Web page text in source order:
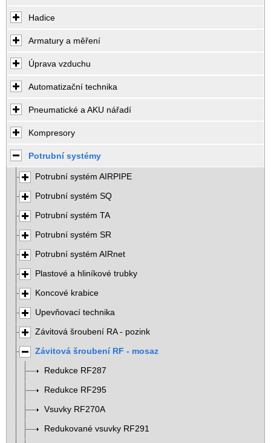
Hadice
Armatury a měření
Úprava vzduchu
Automatizační technika
Pneumatické a AKU nářadí
Kompresory
Potrubní systémy
Potrubní systém AIRPIPE
Potrubní systém SQ
Potrubní systém TA
Potrubní systém SR
Potrubní systém AIRnet
Plastové a hliníkové trubky
Koncové krabice
Upevňovací technika
Závitová šroubení RA - pozink
Závitová šroubení RF - mosaz
Redukce RF287
Redukce RF295
Vsuvky RF270A
Redukované vsuvky RF291